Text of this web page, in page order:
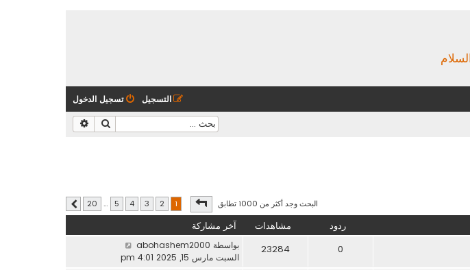
تسجيل الدخول التسجيل
بحث
البحث وجد أكثر من 1000 تطابق صفحة من20
1
2
3
4
5
…
20 التالي
ردود مشاهدات آخر مشاركة
0
23284 بواسطة abohashem2000
السبت مارس 15, 2025 4:01 pm